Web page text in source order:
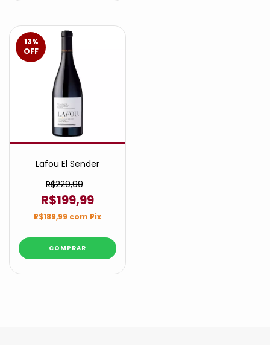
13%
OFF
Lafou El Sender
R$229,99
R$199,99
R$189,99 com Pix